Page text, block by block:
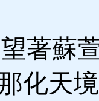
著蘇
化天